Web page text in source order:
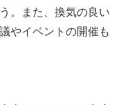
。また、換気の良い
やイベントの開催も